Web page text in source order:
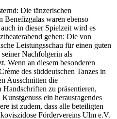
Die tänzerischen
Benefizgalas waren ebenso
in dieser Spielzeit wird es
geben: Die von
Leistungsschau für einen guten
Nachfolgerin als
Wenn an diesem besonderen
des süddeutschen Tanzes in
Ausschnitten die
Handschriften zu präsentieren,
ein herausragendes
ist zudem, dass alle beteiligten
Fördervereins Ulm e.V.